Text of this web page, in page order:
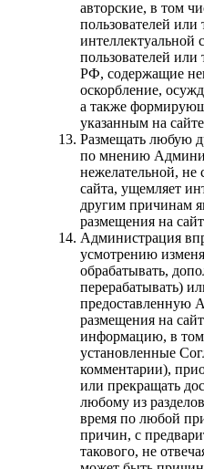
авторские, в том
пользователей
интеллектуальной
пользователей или
РФ, содержащие
оскорбление,
а также
указанным на
Размещать любую
по мнению
нежелательной, не
сайта, ущемляет
другим причинам
размещения на
Администрация
усмотрению
обрабатывать,
перерабатывать)
предоставленную
размещения на
информацию, в
установленные
комментарии),
или прекращать
любому из
время по любой
причин, с
такового, не